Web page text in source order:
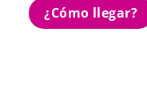
¿Cómo llegar?